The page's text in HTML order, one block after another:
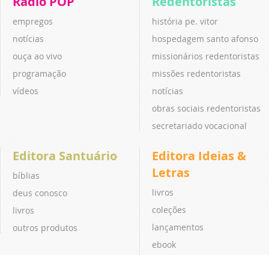
empregos
notícias
ouça ao vivo
programação
vídeos
história pe. vitor
hospedagem santo afonso
missionários redentoristas
missões redentoristas
notícias
obras sociais redentoristas
secretariado vocacional
Editora Santuário
bíblias
deus conosco
livros
outros produtos
Editora Ideias &
Letras
livros
coleções
lançamentos
ebook